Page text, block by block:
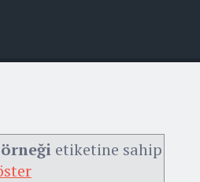
etiketine sahip